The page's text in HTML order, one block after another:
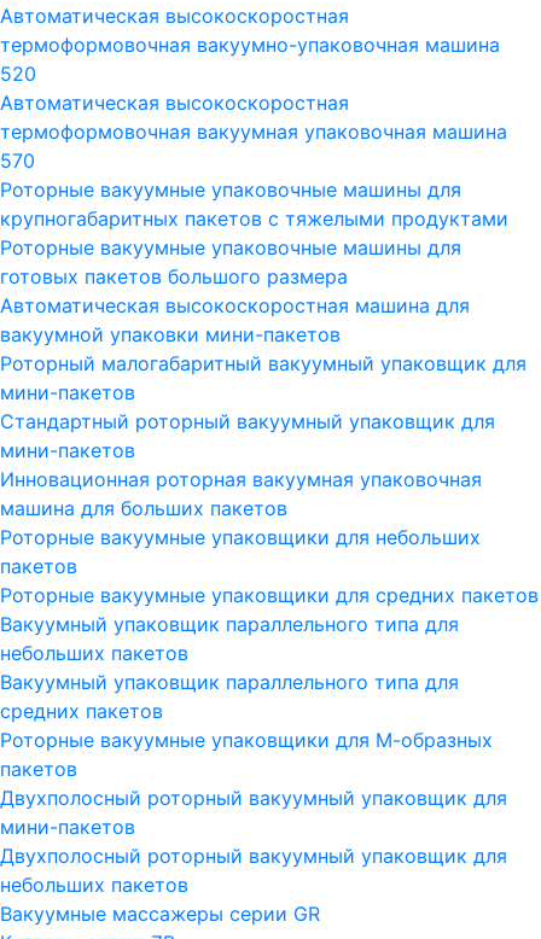
Автоматическая высокоскоростная
термоформовочная вакуумно-упаковочная машина
520
Автоматическая высокоскоростная
термоформовочная вакуумная упаковочная машина
570
Роторные вакуумные упаковочные машины для
крупногабаритных пакетов с тяжелыми продуктами
Роторные вакуумные упаковочные машины для
готовых пакетов большого размера
Автоматическая высокоскоростная машина для
вакуумной упаковки мини-пакетов
Роторный малогабаритный вакуумный упаковщик для
мини-пакетов
Стандартный роторный вакуумный упаковщик для
мини-пакетов
Инновационная роторная вакуумная упаковочная
машина для больших пакетов
Роторные вакуумные упаковщики для небольших
пакетов
Роторные вакуумные упаковщики для средних пакетов
Вакуумный упаковщик параллельного типа для
небольших пакетов
Вакуумный упаковщик параллельного типа для
средних пакетов
Роторные вакуумные упаковщики для М-образных
пакетов
Двухполосный роторный вакуумный упаковщик для
мини-пакетов
Двухполосный роторный вакуумный упаковщик для
небольших пакетов
Вакуумные массажеры серии GR